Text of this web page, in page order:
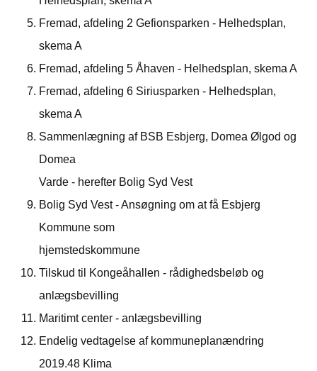
Fremad, afdeling 2 Gefionsparken - Helhedsplan,
skema A
Fremad, afdeling 5 Åhaven - Helhedsplan, skema A
Fremad, afdeling 6 Siriusparken - Helhedsplan,
skema A
Sammenlægning af BSB Esbjerg, Domea Ølgod og
Domea
Varde - herefter Bolig Syd Vest
Bolig Syd Vest - Ansøgning om at få Esbjerg
Kommune som
hjemstedskommune
Tilskud til Kongeåhallen - rådighedsbeløb og
anlægsbevilling
Maritimt center - anlægsbevilling
Endelig vedtagelse af kommuneplanændring
2019.48 Klima